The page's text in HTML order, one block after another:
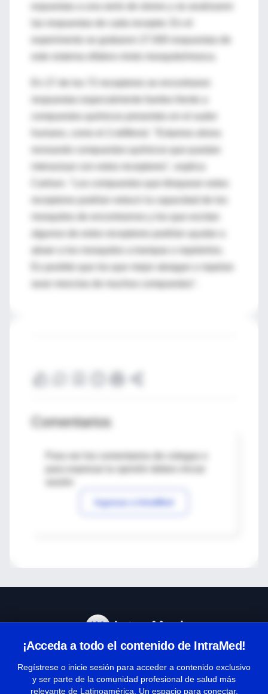
este sistema olfativo mixto mosquito/mosca.
Carlson. "Los compuestos que bloquean estos
receptores podrían reducir la capacidad de los
mosquitos de encontrarnos y los que excitan
algunos de estos receptores podrían ayudar a
atraer a los mosquitos a trampas o repelerlos.
Es posible que los que mejor atraigan o repelan
Comentarios
Para ver los comentarios de colegas o
Ingresar a IntraMed
¡Acceda a todo el contenido de IntraMed!
Regístrese o inicie sesión para acceder a contenido exclusivo
y ser parte de la comunidad profesional de salud más
relevante de Latinoamérica. Un espacio para conectar,